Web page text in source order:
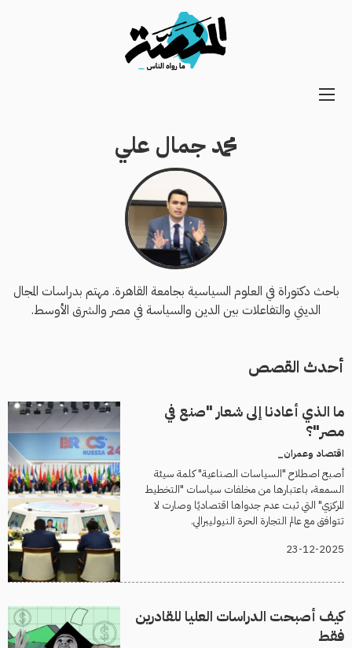
Main
محمد جمال علي
باحث دكتوراة في العلوم السياسية بجامعة القاهرة. مهتم بدراسات المجال
الديني والتفاعلات بين الدين والسياسة في مصر والشرق الأوسط.
أحدث القصص
ما الذي أعادنا إلى شعار "صنع في
مصر"؟
اقتصاد وعمران_
أصبح اصطلاح "السياسات الصناعية" كلمة سيئة
السمعة، باعتبارها من مخلفات سياسات "التخطيط
المركزي" التي ثبت عدم جدواها اقتصاديًا وصارت لا
تتوافق مع عالم التجارة الحرة النيوليبرالي.
23-12-2025
كيف أصبحت الدراسات العليا للقادرين
فقط